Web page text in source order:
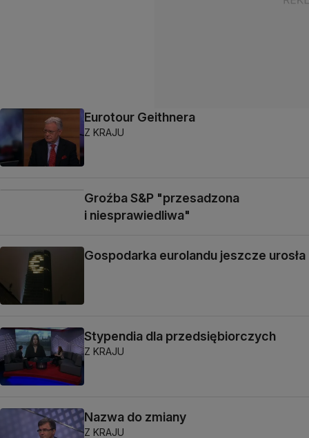
Eurotour Geithnera
Z KRAJU
Groźba S&P "przesadzona
i niesprawiedliwa"
Gospodarka eurolandu jeszcze urosła
Stypendia dla przedsiębiorczych
Z KRAJU
Nazwa do zmiany
Z KRAJU